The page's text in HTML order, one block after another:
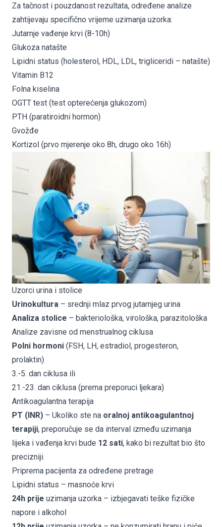
Za tačnost i pouzdanost rezultata, određene analize
zahtijevaju specifično vrijeme uzimanja uzorka:
Jutarnje vađenje krvi (8-10h)
Glukoza natašte
Lipidni status (holesterol, HDL, LDL, trigliceridi – natašte)
Vitamin B12
Folna kiselina
OGTT test (test opterećenja glukozom)
PTH (paratiroidni hormon)
Gvožđe
Kortizol (prvo mjerenje oko 8h, drugo oko 16h)
Uzorci urina i stolice
Urinokultura – srednji mlaz prvog jutarnjeg urina
Analiza stolice – bakteriološka, virološka, parazitološka
Analize zavisne od menstrualnog ciklusa
Polni hormoni (FSH, LH, estradiol, progesteron,
prolaktin)
3.-5. dan ciklusa ili
21.-23. dan ciklusa (prema preporuci ljekara)
Antikoagulantna terapija
PT (INR) – Ukoliko ste na oralnoj antikoagulantnoj
terapiji, preporučuje se da interval između uzimanja
lijeka i vađenja krvi bude 12 sati, kako bi rezultat bio što
precizniji.
Priprema pacijenta za određene pretrage
Lipidni status – masnoće krvi
24h prije uzimanja uzorka – izbjegavati teške fizičke
napore i alkohol